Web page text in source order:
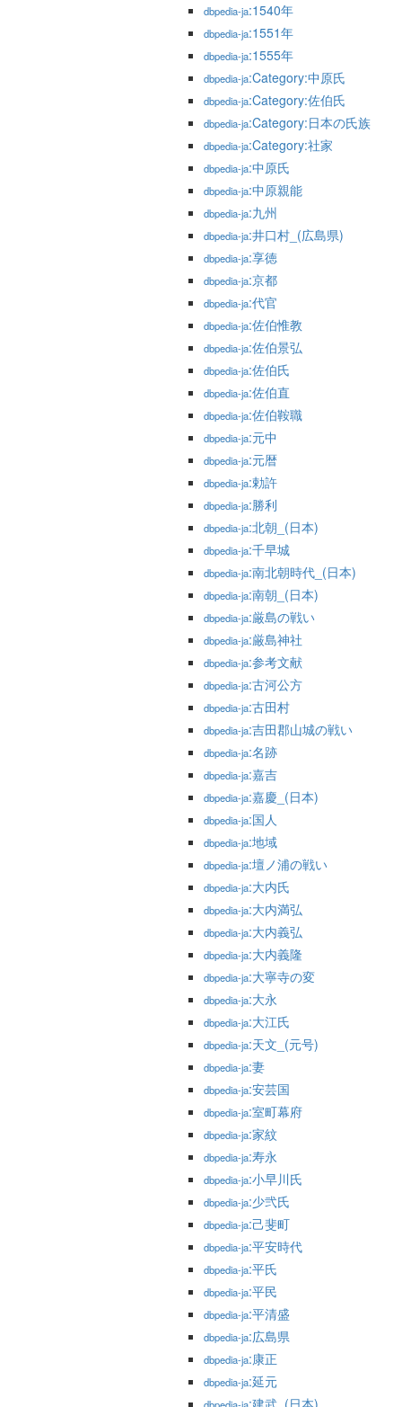
dbpedia-ja:1540年
dbpedia-ja:1551年
dbpedia-ja:1555年
dbpedia-ja:Category:中原氏
dbpedia-ja:Category:佐伯氏
dbpedia-ja:Category:日本の氏族
dbpedia-ja:Category:社家
dbpedia-ja:中原氏
dbpedia-ja:中原親能
dbpedia-ja:九州
dbpedia-ja:井口村_(広島県)
dbpedia-ja:享徳
dbpedia-ja:京都
dbpedia-ja:代官
dbpedia-ja:佐伯惟教
dbpedia-ja:佐伯景弘
dbpedia-ja:佐伯氏
dbpedia-ja:佐伯直
dbpedia-ja:佐伯鞍職
dbpedia-ja:元中
dbpedia-ja:元暦
dbpedia-ja:勅許
dbpedia-ja:勝利
dbpedia-ja:北朝_(日本)
dbpedia-ja:千早城
dbpedia-ja:南北朝時代_(日本)
dbpedia-ja:南朝_(日本)
dbpedia-ja:厳島の戦い
dbpedia-ja:厳島神社
dbpedia-ja:参考文献
dbpedia-ja:古河公方
dbpedia-ja:古田村
dbpedia-ja:吉田郡山城の戦い
dbpedia-ja:名跡
dbpedia-ja:嘉吉
dbpedia-ja:嘉慶_(日本)
dbpedia-ja:国人
dbpedia-ja:地域
dbpedia-ja:壇ノ浦の戦い
dbpedia-ja:大内氏
dbpedia-ja:大内満弘
dbpedia-ja:大内義弘
dbpedia-ja:大内義隆
dbpedia-ja:大寧寺の変
dbpedia-ja:大永
dbpedia-ja:大江氏
dbpedia-ja:天文_(元号)
dbpedia-ja:妻
dbpedia-ja:安芸国
dbpedia-ja:室町幕府
dbpedia-ja:家紋
dbpedia-ja:寿永
dbpedia-ja:小早川氏
dbpedia-ja:少弐氏
dbpedia-ja:己斐町
dbpedia-ja:平安時代
dbpedia-ja:平氏
dbpedia-ja:平民
dbpedia-ja:平清盛
dbpedia-ja:広島県
dbpedia-ja:康正
dbpedia-ja:延元
:建武_(日本)